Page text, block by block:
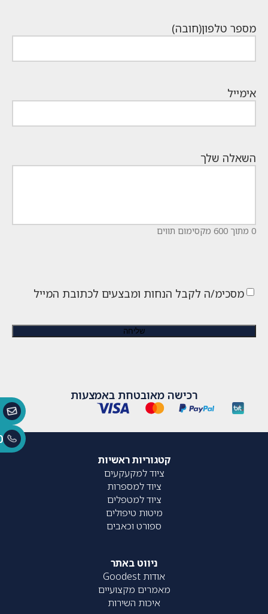
מספר טלפון(חובה)
אימייל
השאלה שלך
0 מתוך 600 מקסימום תווים
מסכימ/ה לקבל הנחות ומבצעים לכתובת המייל
רכישה מאובטחת באמצעות
קטגוריות ראשיות
ציוד למקעקעים
ציוד למספרות
ציוד למטפלים
מיטות טיפולים
ספורט וכאבים
ניווט באתר
אודות Goodest
מאמרים מקצועיים
איכות השירות